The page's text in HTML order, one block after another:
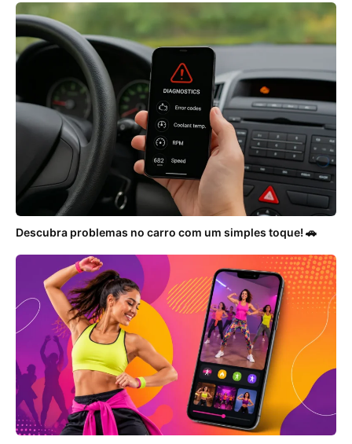
Descubra problemas no carro com um simples toque! 🚗